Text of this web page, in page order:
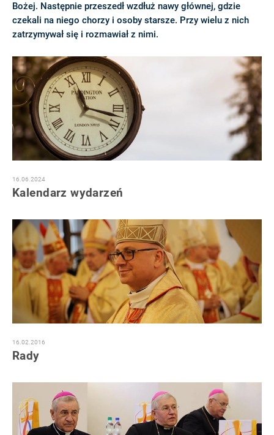
Bożej. Następnie przeszedł wzdłuż nawy głównej, gdzie
czekali na niego chorzy i osoby starsze. Przy wielu z nich
zatrzymywał się i rozmawiał z nimi.
16.06.2024
Kalendarz wydarzeń
16.02.2016
Rady